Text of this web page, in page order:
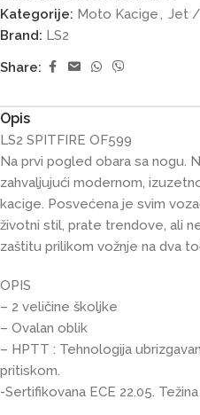
Kategorije: Moto Kacige, Jet /
Brand: LS2
Share:
Opis
LS2 SPITFIRE OF599
Na prvi pogled obara sa nogu.
zahvaljujući modernom,
kacige. Posvećena je svim
životni stil, prate trendove, ali
zaštitu prilikom vožnje na dva
OPIS
– 2 veličine školjke
– Ovalan oblik
– HPTT : Tehnologija
pritiskom.
-Sertifikovana ECE 22.05.